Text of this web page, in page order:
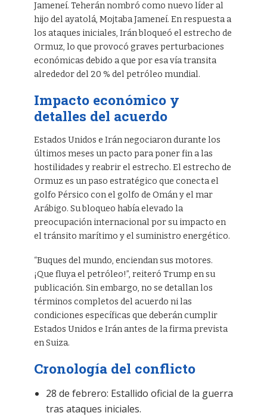
Jameneí. Teherán nombró como nuevo líder al
hijo del ayatolá, Mojtaba Jameneí. En respuesta a
los ataques iniciales, Irán bloqueó el estrecho de
Ormuz, lo que provocó graves perturbaciones
económicas debido a que por esa vía transita
alrededor del 20 % del petróleo mundial.
Impacto económico y
detalles del acuerdo
Estados Unidos e Irán negociaron durante los
últimos meses un pacto para poner fin a las
hostilidades y reabrir el estrecho. El estrecho de
Ormuz es un paso estratégico que conecta el
golfo Pérsico con el golfo de Omán y el mar
Arábigo. Su bloqueo había elevado la
preocupación internacional por su impacto en
el tránsito marítimo y el suministro energético.
“Buques del mundo, enciendan sus motores.
¡Que fluya el petróleo!”, reiteró Trump en su
publicación. Sin embargo, no se detallan los
términos completos del acuerdo ni las
condiciones específicas que deberán cumplir
Estados Unidos e Irán antes de la firma prevista
en Suiza.
Cronología del conflicto
28 de febrero: Estallido oficial de la guerra
tras ataques iniciales.